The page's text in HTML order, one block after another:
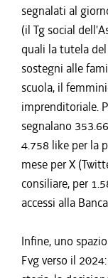
segnalati al
(il Tg social
quali la tutela
sostegni alle
scuola, il
imprenditoriale.
segnalano
4.758 like per la
mese per X
consiliare, per
accessi alla
Infine, uno
Fvg verso il